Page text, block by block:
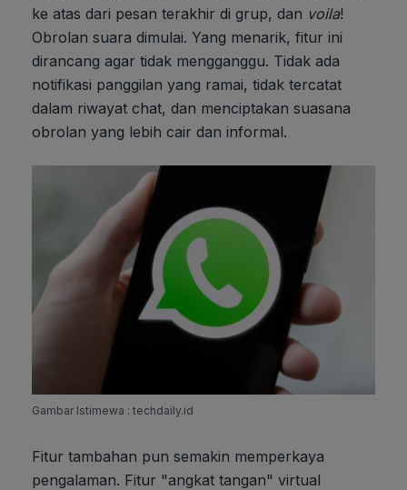
ke atas dari pesan terakhir di grup, dan voila!
Obrolan suara dimulai. Yang menarik, fitur ini
dirancang agar tidak mengganggu. Tidak ada
notifikasi panggilan yang ramai, tidak tercatat
dalam riwayat chat, dan menciptakan suasana
obrolan yang lebih cair dan informal.
Gambar Istimewa : techdaily.id
Fitur tambahan pun semakin memperkaya
pengalaman. Fitur "angkat tangan" virtual